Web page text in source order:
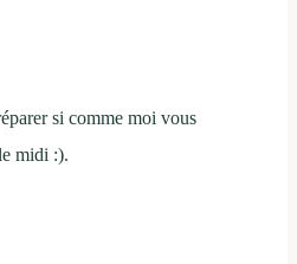
si comme moi vous
midi :).